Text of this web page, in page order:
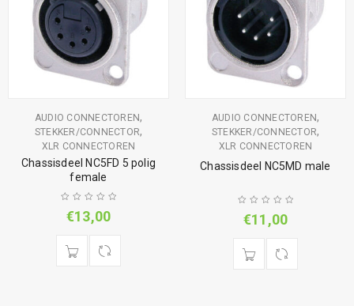
AUDIO CONNECTOREN,
STEKKER/CONNECTOR,
XLR CONNECTOREN
Chassisdeel NC5FD 5 polig
female
€13,00
AUDIO CONNECTOREN,
STEKKER/CONNECTOR,
XLR CONNECTOREN
Chassisdeel NC5MD male
€11,00